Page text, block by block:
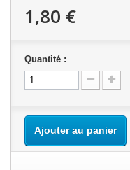
1,80 €
Quantité :
Ajouter au panier